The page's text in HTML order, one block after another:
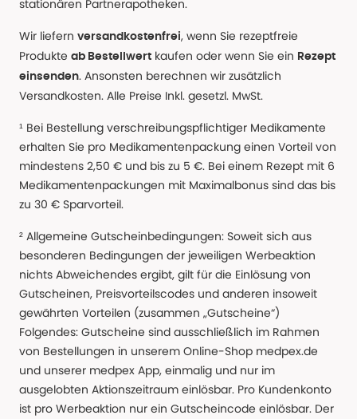
stationären Partnerapotheken.
Wir liefern versandkostenfrei, wenn Sie rezeptfreie
Produkte ab Bestellwert kaufen oder wenn Sie ein Rezept
einsenden. Ansonsten berechnen wir zusätzlich
Versandkosten. Alle Preise Inkl. gesetzl. MwSt.
¹ Bei Bestellung verschreibungspflichtiger Medikamente
erhalten Sie pro Medikamentenpackung einen Vorteil von
mindestens 2,50 € und bis zu 5 €. Bei einem Rezept mit 6
Medikamentenpackungen mit Maximalbonus sind das bis
zu 30 € Sparvorteil.
² Allgemeine Gutscheinbedingungen: Soweit sich aus
besonderen Bedingungen der jeweiligen Werbeaktion
nichts Abweichendes ergibt, gilt für die Einlösung von
Gutscheinen, Preisvorteilscodes und anderen insoweit
gewährten Vorteilen (zusammen „Gutscheine“)
Folgendes: Gutscheine sind ausschließlich im Rahmen
von Bestellungen in unserem Online-Shop medpex.de
und unserer medpex App, einmalig und nur im
ausgelobten Aktionszeitraum einlösbar. Pro Kundenkonto
ist pro Werbeaktion nur ein Gutscheincode einlösbar. Der